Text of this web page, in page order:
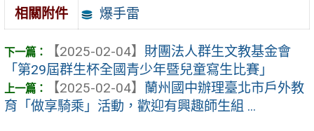
相關附件
爆手雷
【2025-02-04】 財團法人群生文教基金會
「第29屆群生杯全國青少年暨兒童寫生比賽」
【2025-02-04】 蘭州國中辦理臺北市戶外教
育「做享騎乘」活動，歡迎有興趣師生組 ...